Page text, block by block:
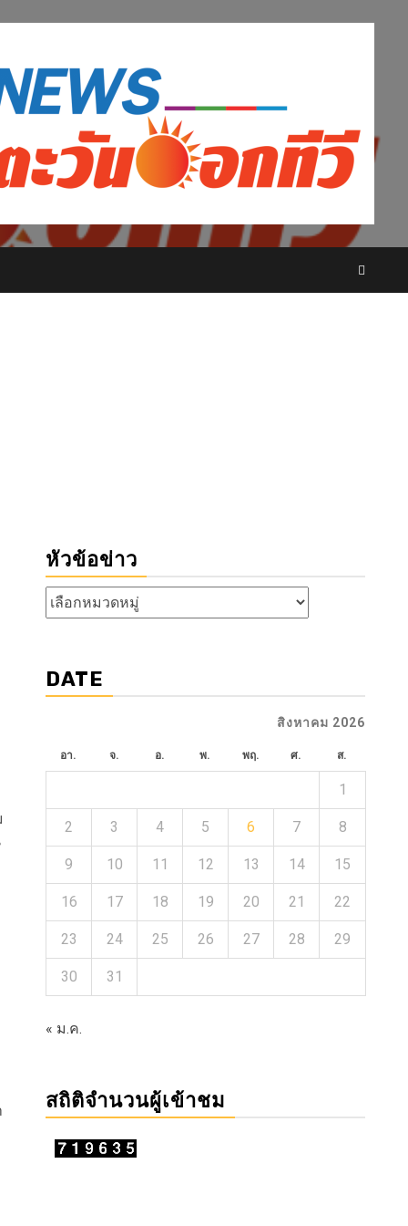
หัวข้อข่าว
หัวข้อ
ข่าว
DATE
สิงหาคม 2026
อา. จ. อ. พ. พฤ. ศ. ส.
1
2 3 4 5 6 7 8
9 10 11 12 13 14 15
16 17 18 19 20 21 22
23 24 25 26 27 28 29
30 31
« ม.ค.
สถิติจำนวนผู้เข้าชม